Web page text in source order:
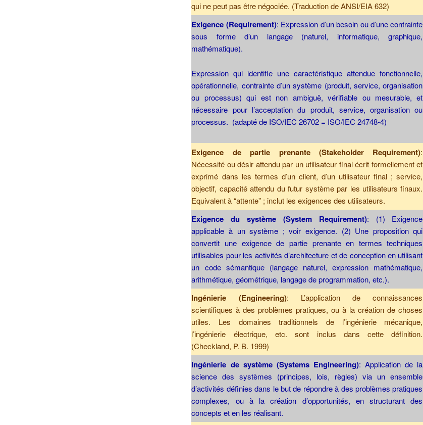
qui ne peut pas être négociée. (Traduction de ANSI/EIA 632)
Exigence (Requirement): Expression d’un besoin ou d’une contrainte
sous forme d’un langage (naturel, informatique, graphique,
mathématique).
Expression qui identifie une caractéristique attendue fonctionnelle,
opérationnelle, contrainte d’un système (produit, service, organisation
ou processus) qui est non ambiguë, vérifiable ou mesurable, et
nécessaire pour l’acceptation du produit, service, organisation ou
processus. (adapté de ISO/IEC 26702 = ISO/IEC 24748-4)
Exigence de partie prenante (Stakeholder Requirement):
Nécessité ou désir attendu par un utilisateur final écrit formellement et
exprimé dans les termes d’un client, d’un utilisateur final ; service,
objectif, capacité attendu du futur système par les utilisateurs finaux.
Equivalent à “attente” ; inclut les exigences des utilisateurs.
Exigence du système (System Requirement): (1) Exigence
applicable à un système ; voir exigence. (2) Une proposition qui
convertit une exigence de partie prenante en termes techniques
utilisables pour les activités d’architecture et de conception en utilisant
un code sémantique (langage naturel, expression mathématique,
arithmétique, géométrique, langage de programmation, etc.).
Ingénierie (Engineering): L’application de connaissances
scientifiques à des problèmes pratiques, ou à la création de choses
utiles. Les domaines traditionnels de l’ingénierie mécanique,
l’ingénierie électrique, etc. sont inclus dans cette définition.
(Checkland, P. B. 1999)
Ingénierie de système (Systems Engineering): Application de la
science des systèmes (principes, lois, règles) via un ensemble
d’activités définies dans le but de répondre à des problèmes pratiques
complexes, ou à la création d’opportunités, en structurant des
concepts et en les réalisant.